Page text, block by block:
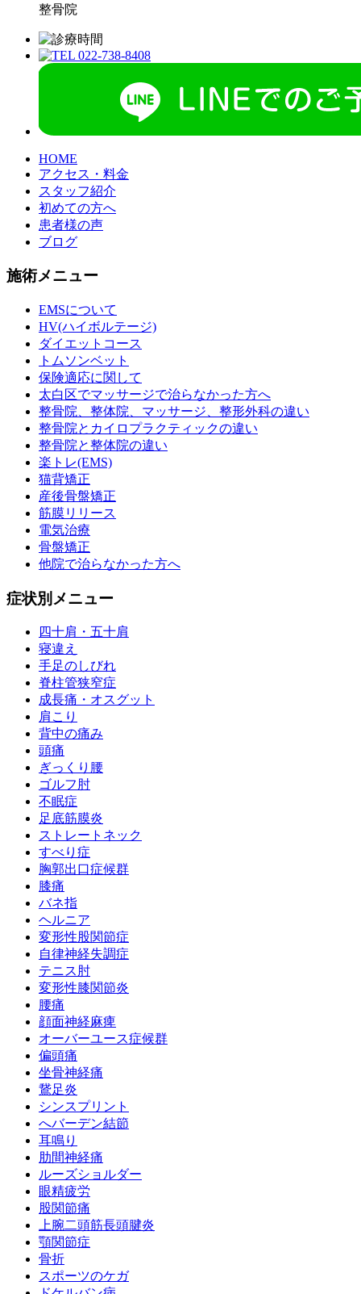
整骨院
HOME
アクセス・料金
スタッフ紹介
初めての方へ
患者様の声
ブログ
施術メニュー
EMSについて
HV(ハイボルテージ)
ダイエットコース
トムソンベット
保険適応に関して
太白区でマッサージで治らなかった方へ
整骨院、整体院、マッサージ、整形外科の違い
整骨院とカイロプラクティックの違い
整骨院と整体院の違い
楽トレ(EMS)
猫背矯正
産後骨盤矯正
筋膜リリース
電気治療
骨盤矯正
他院で治らなかった方へ
症状別メニュー
四十肩・五十肩
寝違え
手足のしびれ
脊柱管狭窄症
成長痛・オスグット
肩こり
背中の痛み
頭痛
ぎっくり腰
ゴルフ肘
不眠症
足底筋膜炎
ストレートネック
すべり症
胸郭出口症候群
膝痛
バネ指
ヘルニア
変形性股関節症
自律神経失調症
テニス肘
変形性膝関節炎
腰痛
顔面神経麻痺
オーバーユース症候群
偏頭痛
坐骨神経痛
鵞足炎
シンスプリント
へバーデン結節
耳鳴り
肋間神経痛
ルーズショルダー
眼精疲労
股関節痛
上腕二頭筋長頭腱炎
顎関節症
骨折
スポーツのケガ